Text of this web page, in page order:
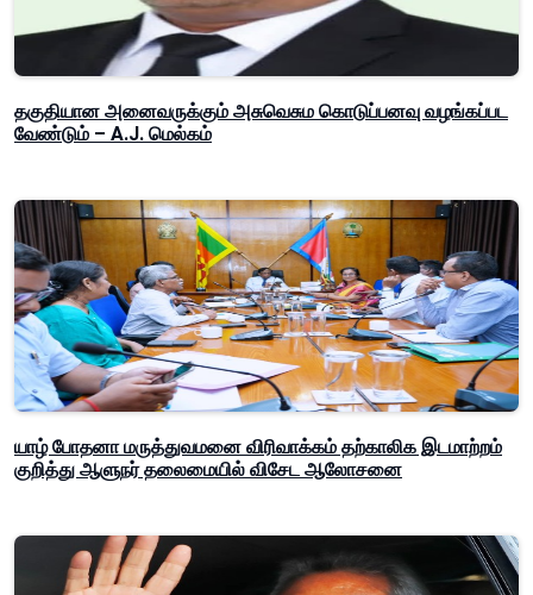
தகுதியான அனைவருக்கும் அசுவெசும கொடுப்பனவு வழங்கப்பட
வேண்டும் – A.J. மெல்கம்
யாழ் போதனா மருத்துவமனை விரிவாக்கம் தற்காலிக இடமாற்றம்
குறித்து ஆளுநர் தலைமையில் விசேட ஆலோசனை